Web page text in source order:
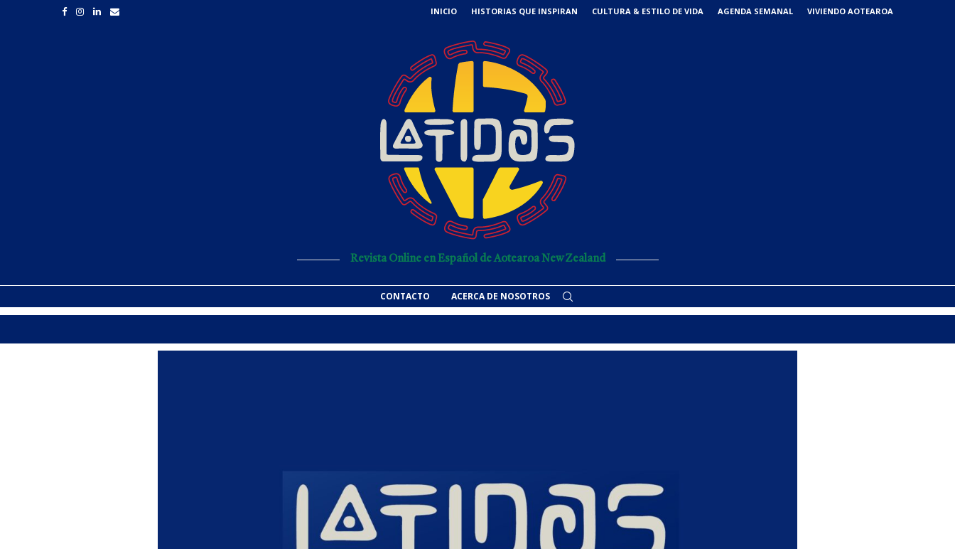
INICIO HISTORIAS QUE INSPIRAN CULTURA & ESTILO DE VIDA AGENDA SEMANAL VIVIENDO AOTEAROA
Revista Online en Español de Aotearoa New Zealand
CONTACTO ACERCA DE NOSOTROS